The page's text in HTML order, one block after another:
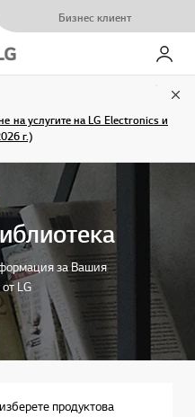
Бизнес клиент
Моят
на услугите на LG Electronics и
г.)
за Вашия
LG
продуктова